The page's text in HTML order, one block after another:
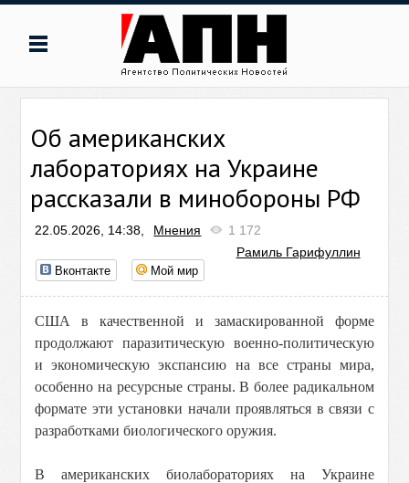
Об американских
лабораториях на Украине
рассказали в минобороны РФ
22.05.2026, 14:38, Мнения
1 172
Рамиль Гарифуллин
Вконтакте Мой мир
США в качественной и замаскированной форме
продолжают паразитическую военно-политическую
и экономическую экспансию на все страны мира,
особенно на ресурсные страны. В более радикальном
формате эти установки начали проявляться в связи с
разработками биологического оружия.
В американских биолабораториях на Украине